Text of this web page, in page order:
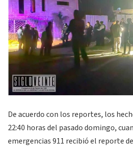
De acuerdo con los reportes, los
22:40 horas del pasado domingo,
emergencias 911 recibió el reporte